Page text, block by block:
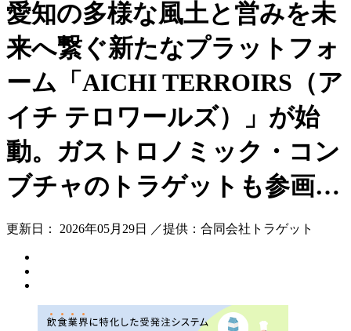
愛知の多様な風土と営みを未
来へ繋ぐ新たなプラットフォ
ーム「AICHI TERROIRS（ア
イチ テロワールズ）」が始
動。ガストロノミック・コン
ブチャのトラゲットも参画…
更新日： 2026年05月29日 ／提供：合同会社トラゲット